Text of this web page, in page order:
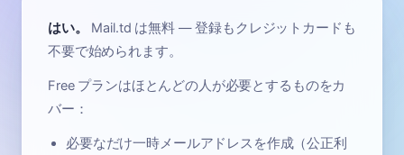
はい。
Mail.td は無料 — 登録もクレジットカードも
不要で始められます。
Free プランはほとんどの人が必要とするものをカ
バー：
必要なだけ一時メールアドレスを作成（公正利